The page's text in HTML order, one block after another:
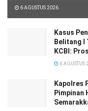
6 AGUSTUS 2026
Kasus
Belitang I
KCBI:
6 AGUSTUS
‎‎Kapolres
Pimpinan